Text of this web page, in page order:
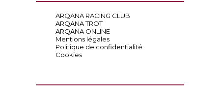
ARQANA RACING CLUB
ARQANA TROT
ARQANA ONLINE
Mentions légales
Politique de confidentialité
Cookies